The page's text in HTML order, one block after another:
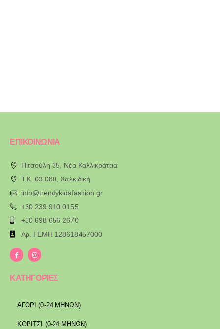
ΕΠΙΚΟΙΝΩΝΙΑ
Πιτσούλη 35, Νέα Καλλικράτεια
T.K. 63 080, Χαλκιδική
info@trendykidsfashion.gr
+30 239 910 0155
+30 698 656 2670
Αρ. ΓΕΜΗ 128618457000
ΚΑΤΗΓΟΡΙΕΣ
ΑΓΟΡΙ (0-24 ΜΗΝΩΝ)
ΚΟΡΙΤΣΙ (0-24 ΜΗΝΩΝ)